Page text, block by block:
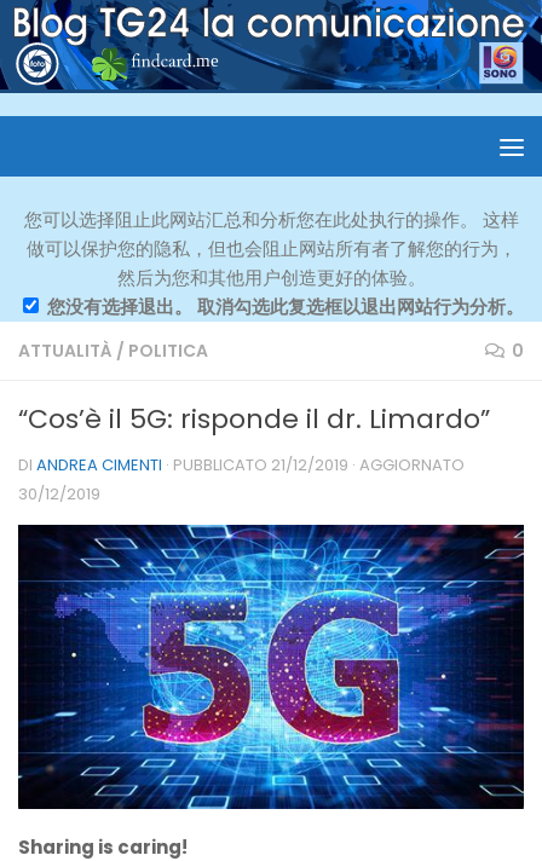
您可以选择阻止此网站汇总和分析您在此处执行的操作。 这样
做可以保护您的隐私，但也会阻止网站所有者了解您的行为，
然后为您和其他用户创造更好的体验。
您没有选择退出。 取消勾选此复选框以退出网站行为分析。
ATTUALITÀ / POLITICA 0
“Cos’è il 5G: risponde il dr. Limardo”
DI ANDREA CIMENTI · PUBBLICATO 21/12/2019 · AGGIORNATO
30/12/2019
Sharing is caring!